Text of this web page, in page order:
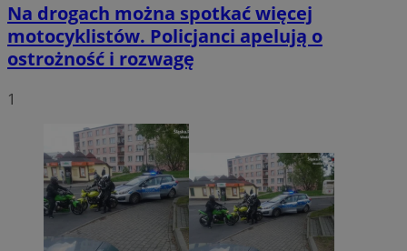
Na drogach można spotkać więcej
motocyklistów. Policjanci apelują o
ostrożność i rozwagę
1